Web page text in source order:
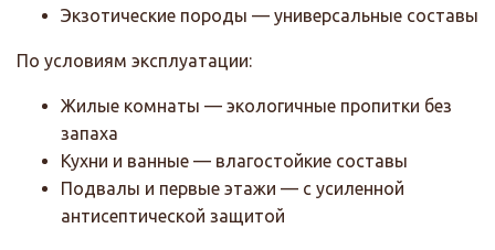
Экзотические породы — универсальные составы
По условиям эксплуатации:
Жилые комнаты — экологичные пропитки без
запаха
Кухни и ванные — влагостойкие составы
Подвалы и первые этажи — с усиленной
антисептической защитой